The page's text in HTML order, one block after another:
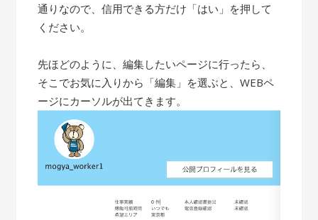
通りなので、信用できる方だけ「はい」を押して
ください。
先ほどのように、編集したいページに行ったら、
そこでお気に入りから「編集」を選ぶと、WEBペ
ージにカーソルが出てきます。